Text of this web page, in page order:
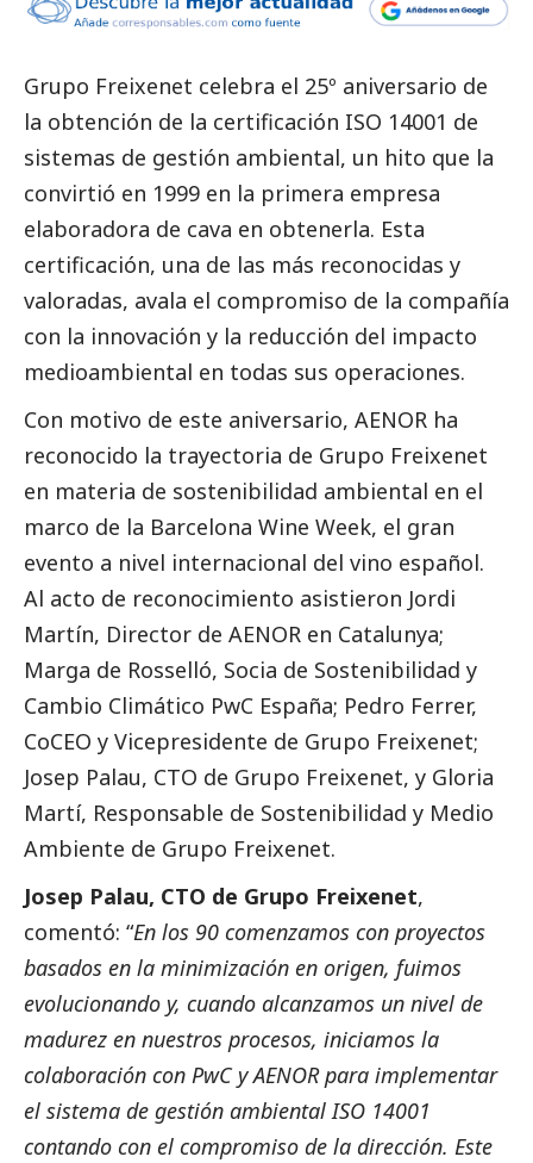
Grupo Freixenet celebra el 25º aniversario de
la obtención de la certificación ISO 14001 de
sistemas de gestión ambiental, un hito que la
convirtió en 1999 en la primera empresa
elaboradora de cava en obtenerla. Esta
certificación, una de las más reconocidas y
valoradas, avala el compromiso de la compañía
con la innovación y la reducción del impacto
medioambiental en todas sus operaciones.
Con motivo de este aniversario, AENOR ha
reconocido la trayectoria de Grupo Freixenet
en materia de sostenibilidad ambiental en el
marco de la Barcelona Wine Week, el gran
evento a nivel internacional del vino español.
Al acto de reconocimiento asistieron Jordi
Martín, Director de AENOR en Catalunya;
Marga de Rosselló, Socia de Sostenibilidad y
Cambio Climático PwC España; Pedro Ferrer,
CoCEO y Vicepresidente de Grupo Freixenet;
Josep Palau, CTO de Grupo Freixenet, y Gloria
Martí, Responsable de Sostenibilidad y Medio
Ambiente de Grupo Freixenet.
Josep Palau, CTO de Grupo Freixenet,
comentó: “En los 90 comenzamos con proyectos
basados en la minimización en origen, fuimos
evolucionando y, cuando alcanzamos un nivel de
madurez en nuestros procesos, iniciamos la
colaboración con PwC y AENOR para implementar
el sistema de gestión ambiental ISO 14001
contando con el compromiso de la dirección. Este